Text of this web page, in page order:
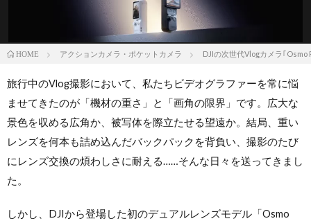
HOME アクションカメラ・ポケットカメラ DJIの次世代Vlogカメラ｢Osmo
旅行中のVlog撮影において、私たちビデオグラファーを常に悩
ませてきたのが「機材の重さ」と「画角の限界」です。広大な
景色を収める広角か、被写体を際立たせる望遠か。結局、重い
レンズを何本も詰め込んだバックパックを背負い、撮影のたび
にレンズ交換の煩わしさに耐える……そんな日々を送ってきまし
た。
しかし、DJIから登場した初のデュアルレンズモデル「Osmo